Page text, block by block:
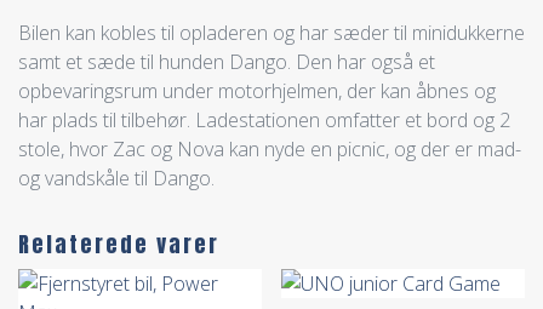
Bilen kan kobles til opladeren og har sæder til minidukkerne
samt et sæde til hunden Dango. Den har også et
opbevaringsrum under motorhjelmen, der kan åbnes og
har plads til tilbehør. Ladestationen omfatter et bord og 2
stole, hvor Zac og Nova kan nyde en picnic, og der er mad-
og vandskåle til Dango.
Relaterede varer